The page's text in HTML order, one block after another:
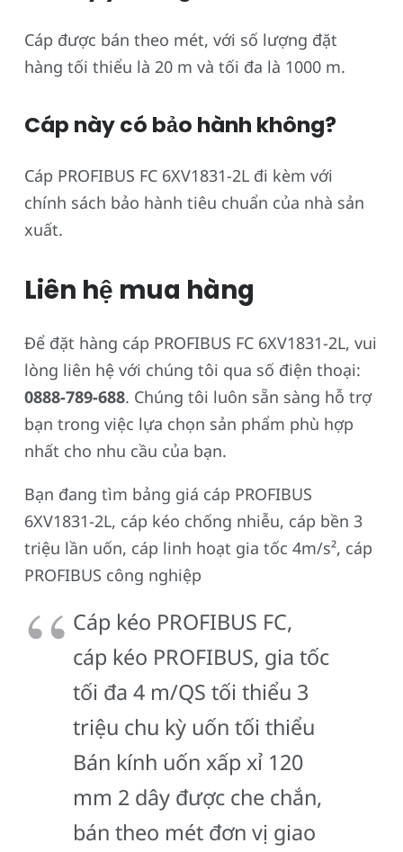
Cáp được bán theo mét, với số lượng đặt
hàng tối thiểu là 20 m và tối đa là 1000 m.
Cáp này có bảo hành không?
Cáp PROFIBUS FC 6XV1831-2L đi kèm với
chính sách bảo hành tiêu chuẩn của nhà sản
xuất.
Liên hệ mua hàng
Để đặt hàng cáp PROFIBUS FC 6XV1831-2L, vui
lòng liên hệ với chúng tôi qua số điện thoại:
0888-789-688. Chúng tôi luôn sẵn sàng hỗ trợ
bạn trong việc lựa chọn sản phẩm phù hợp
nhất cho nhu cầu của bạn.
Bạn đang tìm bảng giá cáp PROFIBUS
6XV1831-2L, cáp kéo chống nhiễu, cáp bền 3
triệu lần uốn, cáp linh hoạt gia tốc 4m/s², cáp
PROFIBUS công nghiệp
Cáp kéo PROFIBUS FC,
cáp kéo PROFIBUS, gia tốc
tối đa 4 m/QS tối thiểu 3
triệu chu kỳ uốn tối thiểu
Bán kính uốn xấp xỉ 120
mm 2 dây được che chắn,
bán theo mét đơn vị giao